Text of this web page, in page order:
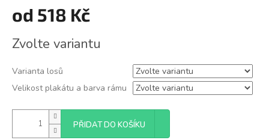
od 518 Kč
cena:
Zvolte variantu
Varianta losů
Velikost plakátu a barva rámu
PŘIDAT DO KOŠÍKU